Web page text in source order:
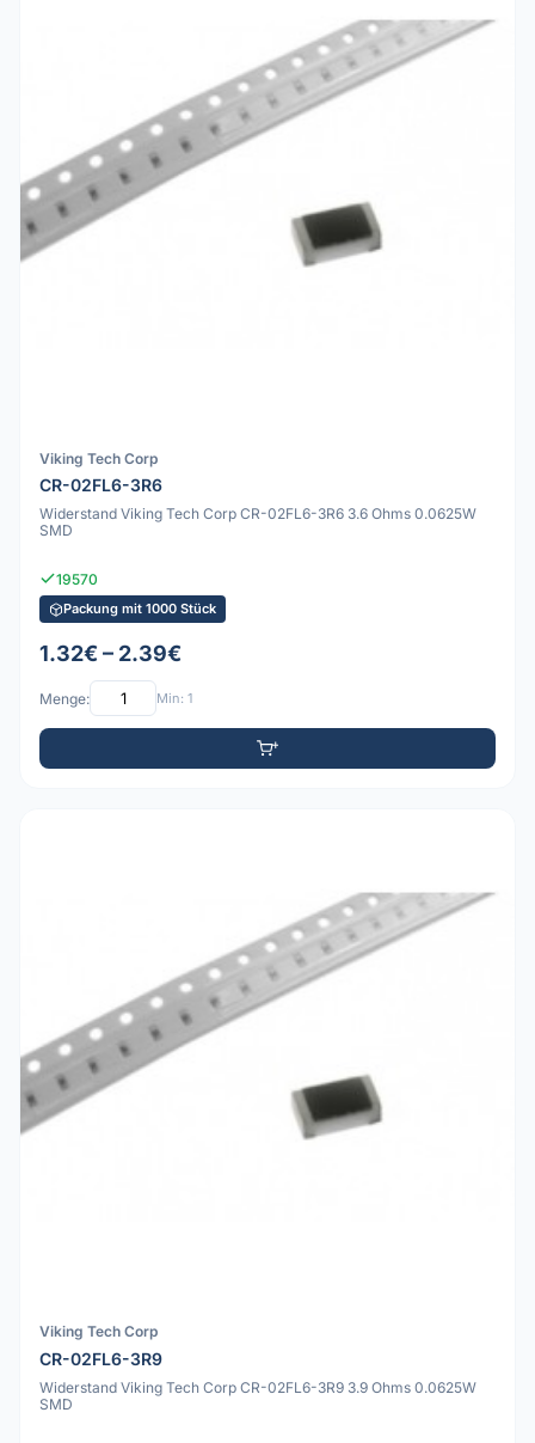
Viking Tech Corp
CR-02FL6-3R6
Widerstand Viking Tech Corp CR-02FL6-3R6 3.6 Ohms 0.0625W
SMD
19570
Packung mit 1000 Stück
1.32€ – 2.39€
Menge: Min: 1
Viking Tech Corp
CR-02FL6-3R9
Widerstand Viking Tech Corp CR-02FL6-3R9 3.9 Ohms 0.0625W
SMD